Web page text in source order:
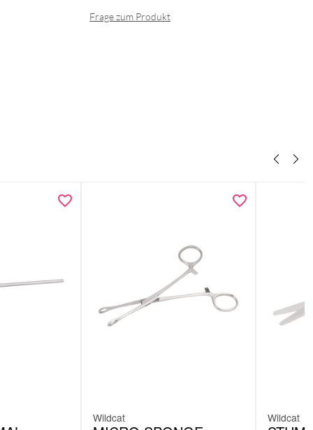
Frage zum Produkt
Wildcat Wildcat